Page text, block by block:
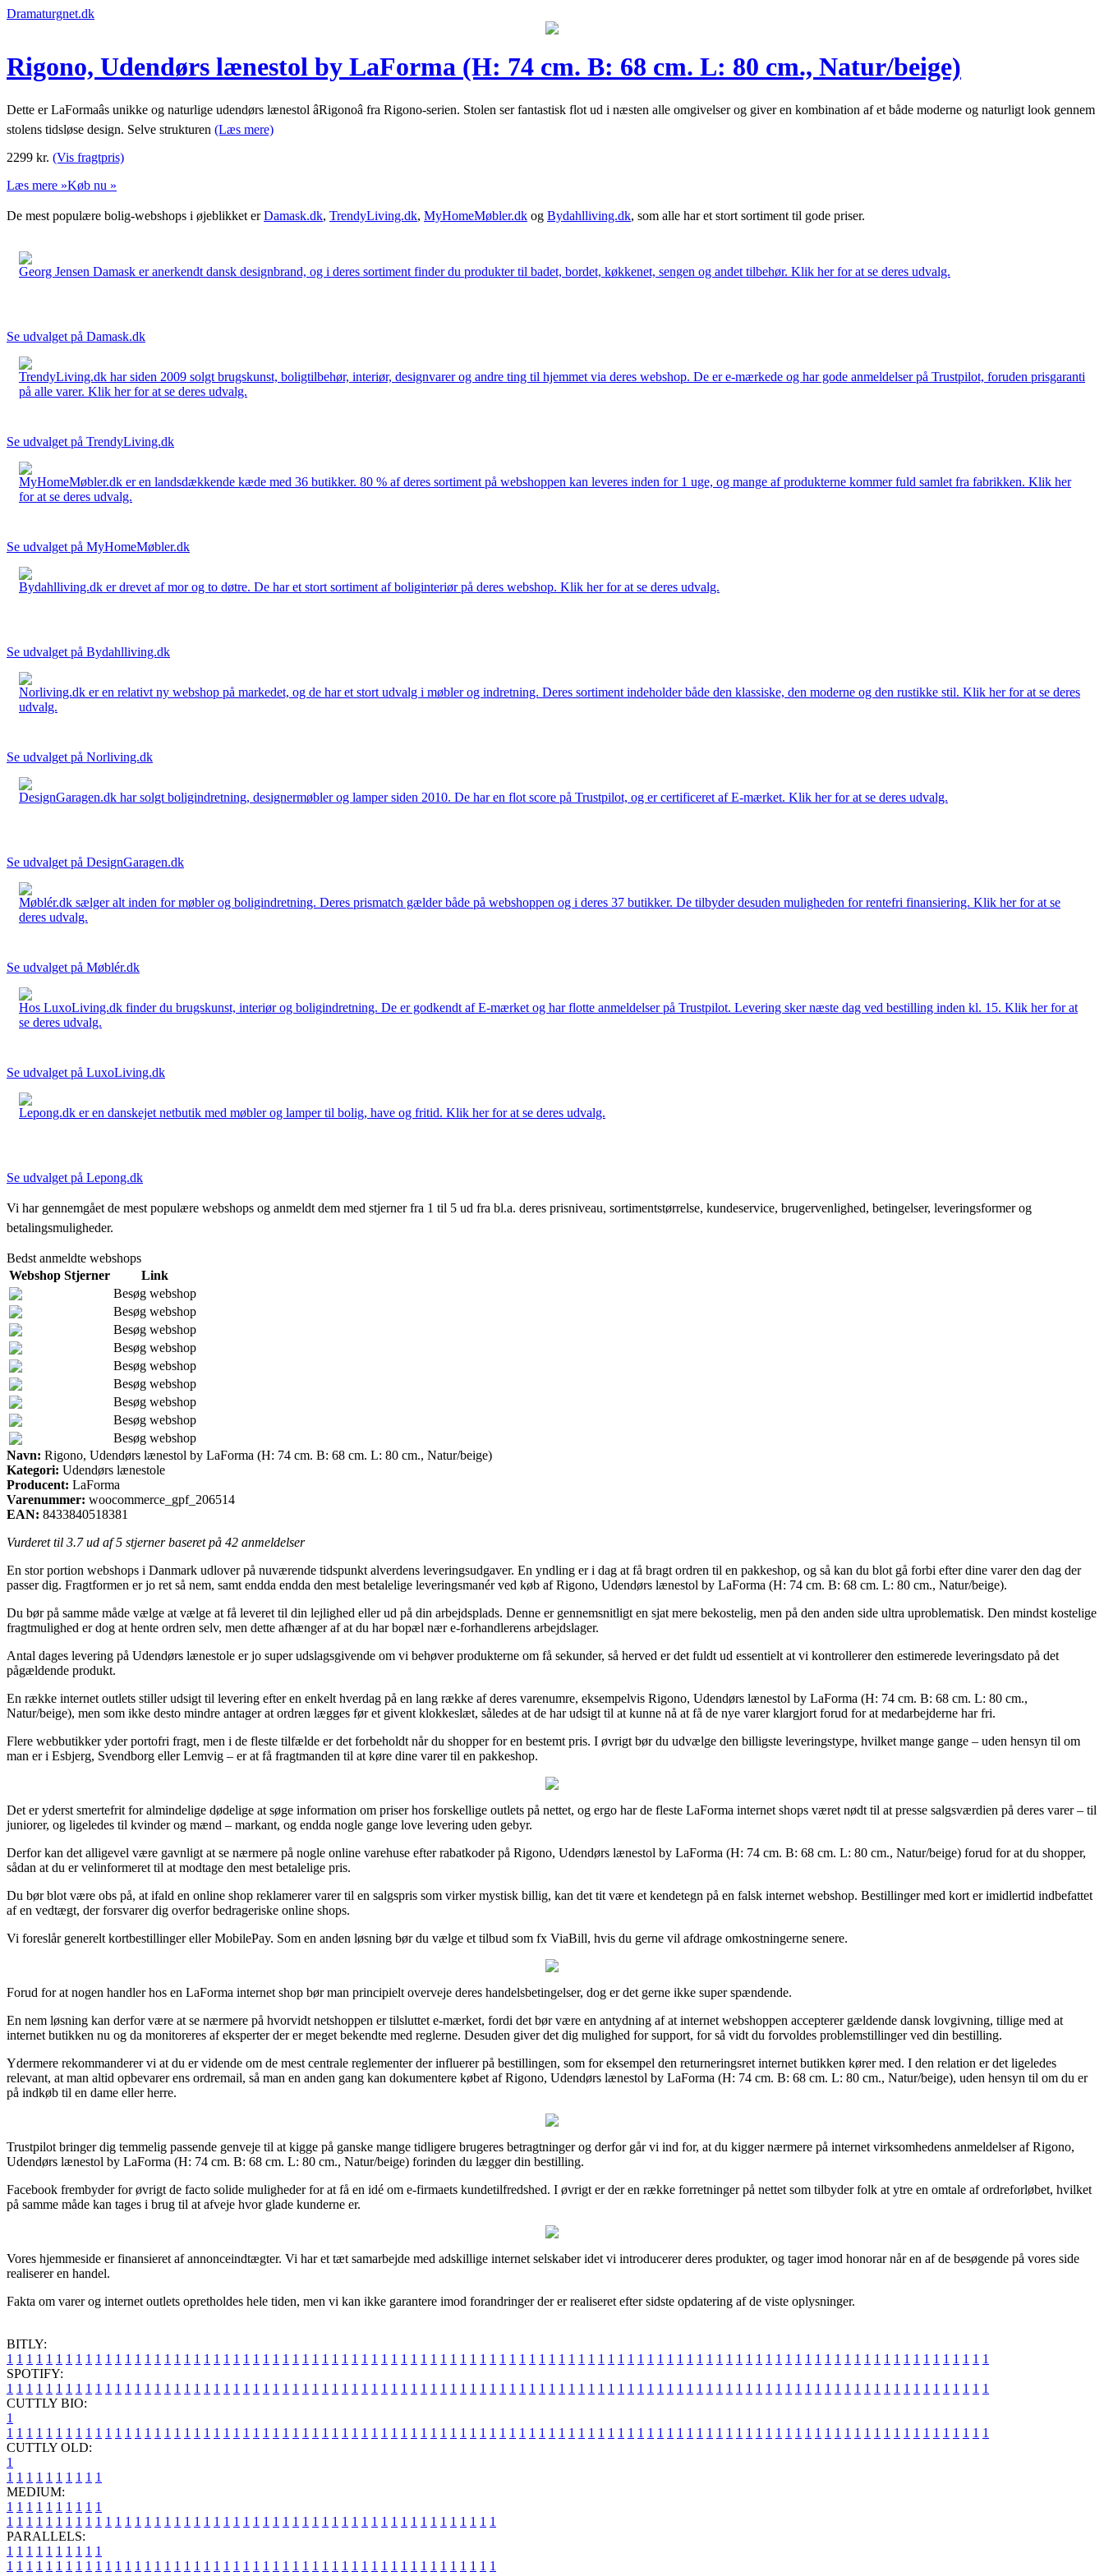
Dramaturgnet.dk
Rigono, Udendørs lænestol by LaForma (H: 74 cm. B: 68 cm. L: 80 cm., Natur/beige)
Dette er LaFormaâs unikke og naturlige udendørs lænestol âRigonoâ fra Rigono-serien. Stolen ser fantastisk flot ud i næsten alle omgivelser og giver en kombination af et både moderne og naturligt look gennem
stolens tidsløse design. Selve strukturen (Læs mere)
2299 kr. (Vis fragtpris)
Læs mere »Køb nu »
De mest populære bolig-webshops i øjeblikket erDamask.dk, TrendyLiving.dk, MyHomeMøbler.dk og Bydahlliving.dk, som alle har et stort sortiment til gode priser.
Georg Jensen Damask er anerkendt dansk designbrand, og i deres sortiment finder du produkter til badet, bordet, køkkenet, sengen og andet tilbehør. Klik her for at se deres udvalg.
Se udvalget på Damask.dk
TrendyLiving.dk har siden 2009 solgt brugskunst, boligtilbehør, interiør, designvarer og andre ting til hjemmet via deres webshop. De er e-mærkede og har gode anmeldelser på Trustpilot, foruden prisgaranti
på alle varer. Klik her for at se deres udvalg.
Se udvalget på TrendyLiving.dk
MyHomeMøbler.dk er en landsdækkende kæde med 36 butikker. 80 % af deres sortiment på webshoppen kan leveres inden for 1 uge, og mange af produkterne kommer fuld samlet fra fabrikken. Klik her
for at se deres udvalg.
Se udvalget på MyHomeMøbler.dk
Bydahlliving.dk er drevet af mor og to døtre. De har et stort sortiment af boliginteriør på deres webshop. Klik her for at se deres udvalg.
Se udvalget på Bydahlliving.dk
Norliving.dk er en relativt ny webshop på markedet, og de har et stort udvalg i møbler og indretning. Deres sortiment indeholder både den klassiske, den moderne og den rustikke stil. Klik her for at se deres
udvalg.
Se udvalget på Norliving.dk
DesignGaragen.dk har solgt boligindretning, designermøbler og lamper siden 2010. De har en flot score på Trustpilot, og er certificeret af E-mærket. Klik her for at se deres udvalg.
Se udvalget på DesignGaragen.dk
Møblér.dk sælger alt inden for møbler og boligindretning. Deres prismatch gælder både på webshoppen og i deres 37 butikker. De tilbyder desuden muligheden for rentefri finansiering. Klik her for at se
deres udvalg.
Se udvalget på Møblér.dk
Hos LuxoLiving.dk finder du brugskunst, interiør og boligindretning. De er godkendt af E-mærket og har flotte anmeldelser på Trustpilot. Levering sker næste dag ved bestilling inden kl. 15. Klik her for at
se deres udvalg.
Se udvalget på LuxoLiving.dk
Lepong.dk er en danskejet netbutik med møbler og lamper til bolig, have og fritid. Klik her for at se deres udvalg.
Se udvalget på Lepong.dk
Vi har gennemgået de mest populære webshops og anmeldt dem med stjerner fra 1 til 5 ud fra bl.a. deres prisniveau, sortimentstørrelse, kundeservice, brugervenlighed, betingelser, leveringsformer og
betalingsmuligheder.
Bedst anmeldte webshops
Webshop Stjerner
Link
Besøg webshop
Besøg webshop
Besøg webshop
Besøg webshop
Besøg webshop
Besøg webshop
Besøg webshop
Besøg webshop
Besøg webshop
Navn: Rigono, Udendørs lænestol by LaForma (H: 74 cm. B: 68 cm. L: 80 cm., Natur/beige)
Kategori: Udendørs lænestole
Producent: LaForma
Varenummer: woocommerce_gpf_206514
EAN: 8433840518381
Vurderet til 3.7ud af 5 stjerner baseret på 42 anmeldelser
En stor portion webshops i Danmark udlover på nuværende tidspunkt alverdens leveringsudgaver. En yndling er i dag at få bragt ordren til en pakkeshop, og så kan du blot gå forbi efter dine varer den dag der
passer dig. Fragtformen er jo ret så nem, samt endda endda den mest betalelige leveringsmanér ved køb af Rigono, Udendørs lænestol by LaForma (H: 74 cm. B: 68 cm. L: 80 cm., Natur/beige).
Du bør på samme måde vælge at vælge at få leveret til din lejlighed eller ud på din arbejdsplads. Denne er gennemsnitligt en sjat mere bekostelig, men på den anden side ultra uproblematisk. Den mindst kostelige
fragtmulighed er dog at hente ordren selv, men dette afhænger af at du har bopæl nær e-forhandlerens arbejdslager.
Antal dages levering på Udendørs lænestole er jo super udslagsgivende om vi behøver produkterne om få sekunder, så herved er det fuldt ud essentielt at vi kontrollerer den estimerede leveringsdato på det
pågældende produkt.
En række internet outlets stiller udsigt til levering efter en enkelt hverdag på en lang række af deres varenumre, eksempelvis Rigono, Udendørs lænestol by LaForma (H: 74 cm. B: 68 cm. L: 80 cm.,
Natur/beige), men som ikke desto mindre antager at ordren lægges før et givent klokkeslæt, således at de har udsigt til at kunne nå at få de nye varer klargjort forud for at medarbejderne har fri.
Flere webbutikker yder portofri fragt, men i de fleste tilfælde er det forbeholdt når du shopper for en bestemt pris. I øvrigt bør du udvælge den billigste leveringstype, hvilket mange gange – uden hensyn til om
man er i Esbjerg, Svendborg eller Lemvig – er at få fragtmanden til at køre dine varer til en pakkeshop.
Det er yderst smertefrit for almindelige dødelige at søge information om priser hos forskellige outlets på nettet, og ergo har de fleste LaForma internet shops været nødt til at presse salgsværdien på deres varer – til
juniorer, og ligeledes til kvinder og mænd – markant, og endda nogle gange love levering uden gebyr.
Derfor kan det alligevel være gavnligt at se nærmere på nogle online varehuse efter rabatkoder på Rigono, Udendørs lænestol by LaForma (H: 74 cm. B: 68 cm. L: 80 cm., Natur/beige) forud for at du shopper,
sådan at du er velinformeret til at modtage den mest betalelige pris.
Du bør blot være obs på, at ifald en online shop reklamerer varer til en salgspris som virker mystisk billig, kan det tit være et kendetegn på en falsk internet webshop. Bestillinger med kort er imidlertid indbefattet
af en vedtægt, der forsvarer dig overfor bedrageriske online shops.
Vi foreslår generelt kortbestillinger eller MobilePay. Som en anden løsning bør du vælge et tilbud som fx ViaBill, hvis du gerne vil afdrage omkostningerne senere.
Forud for at nogen handler hos en LaForma internet shop bør man principielt overveje deres handelsbetingelser, dog er det gerne ikke super spændende.
En nem løsning kan derfor være at se nærmere på hvorvidt netshoppen er tilsluttet e-mærket, fordi det bør være en antydning af at internet webshoppen accepterer gældende dansk lovgivning, tillige med at
internet butikken nu og da monitoreres af eksperter der er meget bekendte med reglerne. Desuden giver det dig mulighed for support, for så vidt du forvoldes problemstillinger ved din bestilling.
Ydermere rekommanderer vi at du er vidende om de mest centrale reglementer der influerer på bestillingen, som for eksempel den returneringsret internet butikken kører med. I den relation er det ligeledes
relevant, at man altid opbevarer ens ordremail, så man en anden gang kan dokumentere købet af Rigono, Udendørs lænestol by LaForma (H: 74 cm. B: 68 cm. L: 80 cm., Natur/beige), uden hensyn til om du er
på indkøb til en dame eller herre.
Trustpilot bringer dig temmelig passende genveje til at kigge på ganske mange tidligere brugeres betragtninger og derfor går vi ind for, at du kigger nærmere på internet virksomhedens anmeldelser af Rigono,
Udendørs lænestol by LaForma (H: 74 cm. B: 68 cm. L: 80 cm., Natur/beige) forinden du lægger din bestilling.
Facebook frembyder for øvrigt de facto solide muligheder for at få en idé om e-firmaets kundetilfredshed. I øvrigt er der en række forretninger på nettet som tilbyder folk at ytre en omtale af ordreforløbet, hvilket
på samme måde kan tages i brug til at afveje hvor glade kunderne er.
Vores hjemmeside er finansieret af annonceindtægter. Vi har et tæt samarbejde med adskillige internet selskaber idet vi introducerer deres produkter, og tager imod honorar når en af de besøgende på vores side
realiserer en handel.
Fakta om varer og internet outlets opretholdes hele tiden, men vi kan ikke garantere imod forandringer der er realiseret efter sidste opdatering af de viste oplysninger.
BITLY:
1 1 1 1 1 1 1 1 1 1 1 1 1 1 1 1 1 1 1 1 1 1 1 1 1 1 1 1 1 1 1 1 1 1 1 1 1 1 1 1 1 1 1 1 1 1 1 1 1 1 1 1 1 1 1 1 1 1 1 1 1 1 1 1 1 1 1 1 1 1 1 1 1 1 1 1 1 1 1 1 1 1 1 1 1 1 1 1 1 1 1 1 1 1 1 1 1 1 1 1
SPOTIFY:
1 1 1 1 1 1 1 1 1 1 1 1 1 1 1 1 1 1 1 1 1 1 1 1 1 1 1 1 1 1 1 1 1 1 1 1 1 1 1 1 1 1 1 1 1 1 1 1 1 1 1 1 1 1 1 1 1 1 1 1 1 1 1 1 1 1 1 1 1 1 1 1 1 1 1 1 1 1 1 1 1 1 1 1 1 1 1 1 1 1 1 1 1 1 1 1 1 1 1 1
CUTTLY BIO:
1
1 1 1 1 1 1 1 1 1 1 1 1 1 1 1 1 1 1 1 1 1 1 1 1 1 1 1 1 1 1 1 1 1 1 1 1 1 1 1 1 1 1 1 1 1 1 1 1 1 1 1 1 1 1 1 1 1 1 1 1 1 1 1 1 1 1 1 1 1 1 1 1 1 1 1 1 1 1 1 1 1 1 1 1 1 1 1 1 1 1 1 1 1 1 1 1 1 1 1 1
CUTTLY OLD:
1
1 1 1 1 1 1 1 1 1 1
MEDIUM:
1 1 1 1 1 1 1 1 1 1
1 1 1 1 1 1 1 1 1 1 1 1 1 1 1 1 1 1 1 1 1 1 1 1 1 1 1 1 1 1 1 1 1 1 1 1 1 1 1 1 1 1 1 1 1 1 1 1 1 1
PARALLELS:
1 1 1 1 1 1 1 1 1 1
1 1 1 1 1 1 1 1 1 1 1 1 1 1 1 1 1 1 1 1 1 1 1 1 1 1 1 1 1 1 1 1 1 1 1 1 1 1 1 1 1 1 1 1 1 1 1 1 1 1